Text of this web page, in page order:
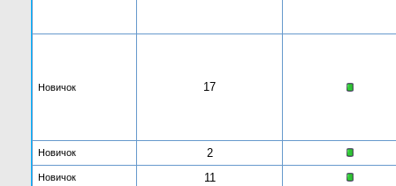
Новичок 17
Новичок 2
Новичок 11